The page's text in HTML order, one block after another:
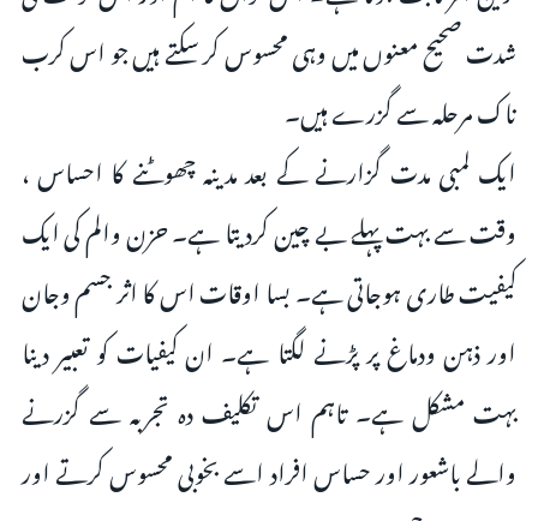
شدت صحیح معنوں میں وہی محسوس کر سکتے ہیں جو اس کرب
ناک مرحلہ سے گزرے ہیں۔
ایک لمبی مدت گزارنے کے بعد مدینہ چھوٹنے کا احساس ،
وقت سے بہت پہلے بے چین کردیتا ہے۔ حزن والم کی ایک
کیفیت طاری ہوجاتی ہے۔ بسا اوقات اس کا اثر جسم وجان
اور ذہن ودماغ پر پڑنے لگتا ہے۔ ان کیفیات کو تعبیر دینا
بہت مشکل ہے۔ تاہم اس تکلیف دہ تجربہ سے گزرنے
والے باشعور اور حساس افراد اسے بخوبی محسوس کرتے اور